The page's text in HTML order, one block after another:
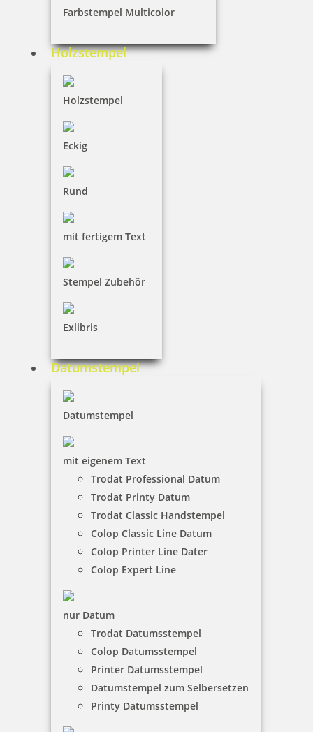
Farbstempel Multicolor
Holzstempel
Holzstempel
Eckig
Rund
mit fertigem Text
Stempel Zubehör
Exlibris
Datumstempel
Datumstempel
mit eigenem Text
Trodat Professional Datum
Trodat Printy Datum
Trodat Classic Handstempel
Colop Classic Line Datum
Colop Printer Line Dater
Colop Expert Line
nur Datum
Trodat Datumsstempel
Colop Datumsstempel
Printer Datumsstempel
Datumstempel zum Selbersetzen
Printy Datumsstempel